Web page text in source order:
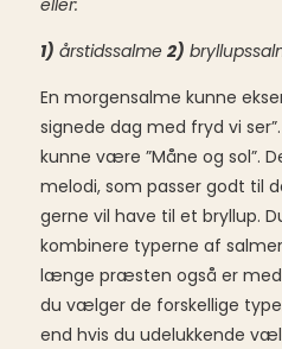
eller:
1) årstidssalme 2)
En morgensalme kunne
signede dag med fryd vi
kunne være ”Måne og sol”.
melodi, som passer godt til
gerne vil have til et bryllup.
kombinere typerne af
længe præsten også er med
du vælger de forskellige
end hvis du udelukkende